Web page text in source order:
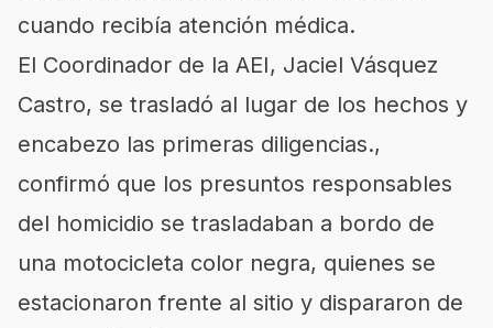
cuando recibía atención médica.
El Coordinador de la AEI, Jaciel Vásquez
Castro, se trasladó al lugar de los hechos y
encabezo las primeras diligencias.,
confirmó que los presuntos responsables
del homicidio se trasladaban a bordo de
una motocicleta color negra, quienes se
estacionaron frente al sitio y dispararon de